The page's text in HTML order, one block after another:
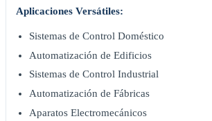
Aplicaciones Versátiles:
Sistemas de Control Doméstico
Automatización de Edificios
Sistemas de Control Industrial
Automatización de Fábricas
Aparatos Electromecánicos